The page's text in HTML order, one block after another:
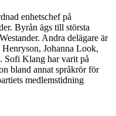
enhetschef på
Byrån ägs till största
Andra delägare är
Johanna Look,
Sofi Klang har varit på
bland annat språkrör för
medlemstidning